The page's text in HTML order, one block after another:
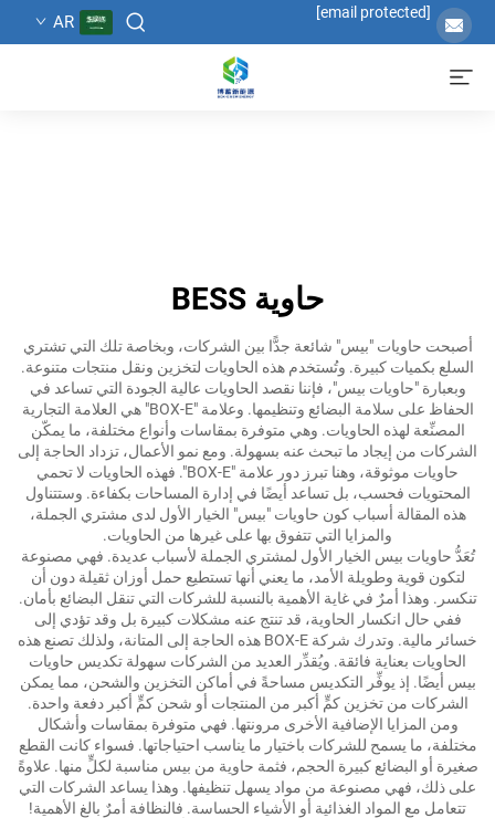
[email protected]
AR
حاوية BESS
أصبحت حاويات "بيس" شائعة جدًّا بين الشركات، وبخاصة تلك التي تشتري
السلع بكميات كبيرة. وتُستخدم هذه الحاويات لتخزين ونقل منتجات متنوعة.
وبعبارة "حاويات بيس"، فإننا نقصد الحاويات عالية الجودة التي تساعد في
الحفاظ على سلامة البضائع وتنظيمها. وعلامة "BOX-E" هي العلامة التجارية
المصنِّعة لهذه الحاويات. وهي متوفرة بمقاسات وأنواع مختلفة، ما يمكّن
الشركات من إيجاد ما تبحث عنه بسهولة. ومع نمو الأعمال، تزداد الحاجة إلى
حاويات موثوقة، وهنا تبرز دور علامة "BOX-E". فهذه الحاويات لا تحمي
المحتويات فحسب، بل تساعد أيضًا في إدارة المساحات بكفاءة. وستتناول
هذه المقالة أسباب كون حاويات "بيس" الخيار الأول لدى مشتري الجملة،
والمزايا التي تتفوق بها على غيرها من الحاويات.
تُعَدُّ حاويات بيس الخيار الأول لمشتري الجملة لأسباب عديدة. فهي مصنوعة
لتكون قوية وطويلة الأمد، ما يعني أنها تستطيع حمل أوزان ثقيلة دون أن
تنكسر. وهذا أمرٌ في غاية الأهمية بالنسبة للشركات التي تنقل البضائع بأمان.
ففي حال انكسار الحاوية، قد تنتج عنه مشكلات كبيرة بل وقد تؤدي إلى
خسائر مالية. وتدرك شركة BOX-E هذه الحاجة إلى المتانة، ولذلك تصنع هذه
الحاويات بعناية فائقة. ويُقدِّر العديد من الشركات سهولة تكديس حاويات
بيس أيضًا. إذ يوفِّر التكديس مساحةً في أماكن التخزين والشحن، مما يمكن
الشركات من تخزين كمٍّ أكبر من المنتجات أو شحن كمٍّ أكبر دفعة واحدة.
ومن المزايا الإضافية الأخرى مرونتها. فهي متوفرة بمقاسات وأشكال
مختلفة، ما يسمح للشركات باختيار ما يناسب احتياجاتها. فسواء كانت القطع
صغيرة أو البضائع كبيرة الحجم، فثمة حاوية من بيس مناسبة لكلٍّ منها. علاوةً
على ذلك، فهي مصنوعة من مواد يسهل تنظيفها. وهذا يساعد الشركات التي
تتعامل مع المواد الغذائية أو الأشياء الحساسة. فالنظافة أمرٌ بالغ الأهمية!